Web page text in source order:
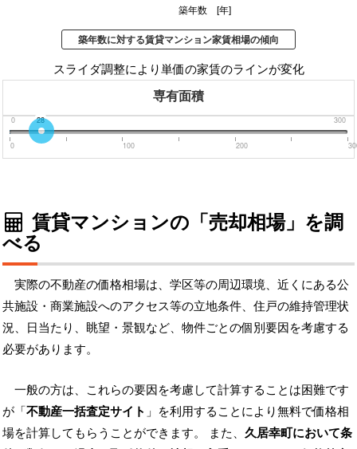
築年数 [年]
築年数に対する賃貸マンション家賃相場の傾向
スライダ調整により単価の家賃のラインが変化
専有面積
0 300
28
0 100 200
賃貸マンションの「売却相場」を調
べる
実際の不動産の価格相場は、学区等の周辺環境、近くにある公
共施設・商業施設へのアクセス等の立地条件、住戸の維持管理状
況、日当たり、眺望・景観など、物件ごとの個別要因を考慮する
必要があります。
一般の方は、これらの要因を考慮して計算することは困難です
が「不動産一括査定サイト 」を利用することにより無料で価格相
場を計算してもらうことができます。 また、 久居幸町において条